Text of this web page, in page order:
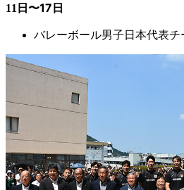
11日 〜17 日
バレーボール男子日本代表